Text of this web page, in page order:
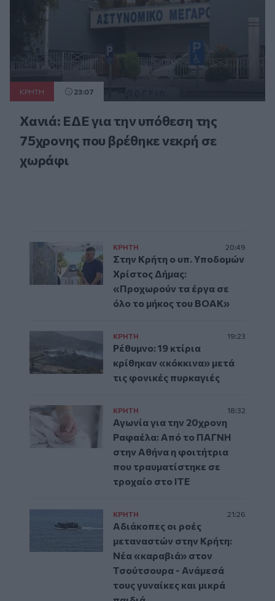
ΚΡΗΤΗ 23:07
Χανιά: ΕΔΕ για την υπόθεση της
75χρονης που βρέθηκε νεκρή σε
χωράφι
ΚΡΗΤΗ 20:49
Στην Κρήτη ο υπ. Υποδομών
Χρίστος Δήμας:
«Προχωρούν τα έργα σε
όλο το μήκος του ΒΟΑΚ»
ΚΡΗΤΗ 19:23
Ρέθυμνο: 19 κτίρια
κρίθηκαν «κόκκινα» μετά
τις φονικές πυρκαγιές
ΚΡΗΤΗ 18:32
Αγωνία για την 20χρονη
Ραφαέλα: Από το ΠΑΓΝΗ
στην Αθήνα η φοιτήτρια
που τραυματίστηκε σε
τροχαίο στο ΙΤΕ
ΚΡΗΤΗ 21:26
Αδιάκοπες οι ροές
μεταναστών στην Κρήτη:
Νέα «καραβιά» στον
Τσούτσουρα - Ανάμεσά
τους γυναίκες και μικρά